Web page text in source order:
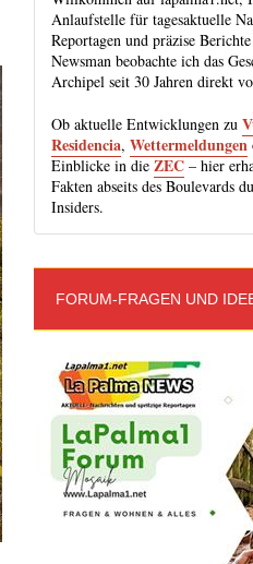
Anlaufstelle für tagesaktuelle
Reportagen und präzise
Newsman beobachte ich das
Archipel seit 30 Jahren direkt
Ob aktuelle Entwicklungen zu
Residencia,Wettermeldungen
Einblicke in dieZEC – hier
Fakten abseits des Boulevards
Insiders.
FORUM-FRAGEN UND